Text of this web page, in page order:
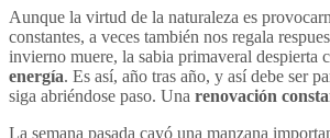
Aunque la virtud de la naturaleza es
constantes, a veces también nos regala
invierno muere, la sabia primaveral despierta
energía. Es así, año tras año, y así debe ser
siga abriéndose paso. Una renovación
La semana pasada cayó una manzana